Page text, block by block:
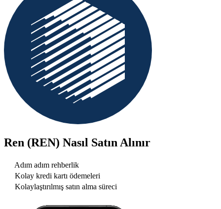
Ren (REN) Nasıl Satın Alınır
Adım adım rehberlik
Kolay kredi kartı ödemeleri
Kolaylaştırılmış satın alma süreci